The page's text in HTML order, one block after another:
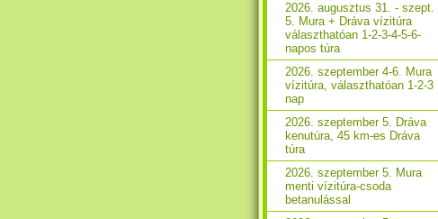
2026. augusztus 31. - szept.
5. Mura + Dráva vízitúra
választhatóan 1-2-3-4-5-6-
napos túra
2026. szeptember 4-6. Mura
vízitúra, választhatóan 1-2-3
nap
2026. szeptember 5. Dráva
kenutúra, 45 km-es Dráva
túra
2026. szeptember 5. Mura
menti vízitúra-csoda
betanulással